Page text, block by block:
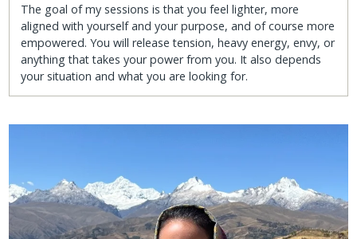
The goal of my sessions is that you feel lighter, more
aligned with yourself and your purpose, and of course more
empowered. You will release tension, heavy energy, envy, or
anything that takes your power from you. It also depends
your situation and what you are looking for.